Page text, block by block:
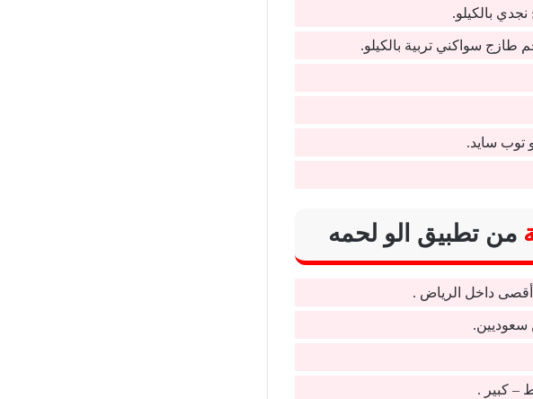
بالكيلو.
طازج سواكني تربية بالكيلو.
توب سايد.
من تطبيق الو لحمه
سعوديين.
– كبير .